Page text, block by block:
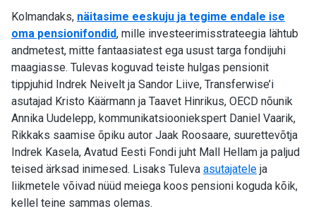
Kolmandaks, näitasime eeskuju ja tegime endale ise
oma pensionifondid, mille investeerimisstrateegia lähtub
andmetest, mitte fantaasiatest ega usust targa fondijuhi
maagiasse. Tulevas koguvad teiste hulgas pensionit
tippjuhid Indrek Neivelt ja Sandor Liive, Transferwise’i
asutajad Kristo Käärmann ja Taavet Hinrikus, OECD nõunik
Annika Uudelepp, kommunikatsiooniekspert Daniel Vaarik,
Rikkaks saamise õpiku autor Jaak Roosaare, suurettevõtja
Indrek Kasela, Avatud Eesti Fondi juht Mall Hellam ja paljud
teised ärksad inimesed. Lisaks Tuleva asutajatele ja
liikmetele võivad nüüd meiega koos pensioni koguda kõik,
kellel teine sammas olemas.